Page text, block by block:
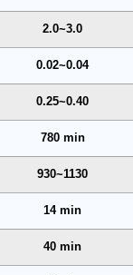
2.0~3.0
0.02~0.04
0.25~0.40
780 min
930~1130
14 min
40 min